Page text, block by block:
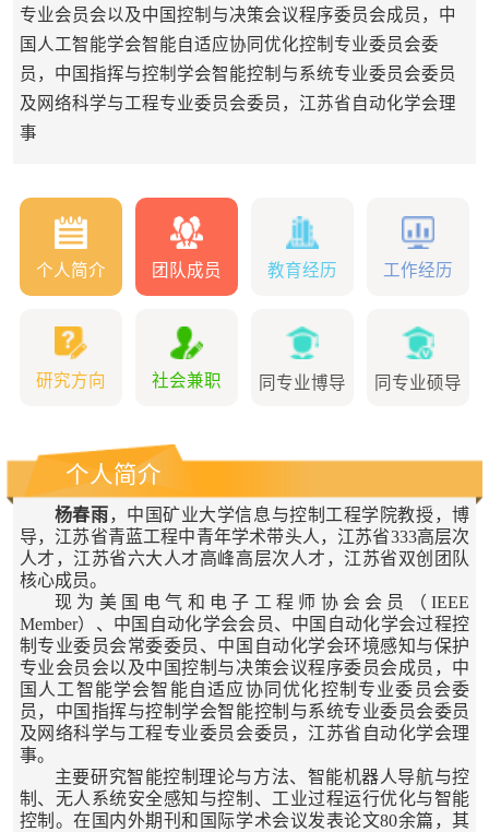
专业会员会以及中国控制与决策会议程序委员会成员，中
国人工智能学会智能自适应协同优化控制专业委员会委
员，中国指挥与控制学会智能控制与系统专业委员会委员
及网络科学与工程专业委员会委员，江苏省自动化学会理
事
个人简介 团队成员 教育经历 工作经历
研究方向 社会兼职 同专业博导 同专业硕导
个人简介
杨春雨 ，中国矿业大学信息与控制工程学院教授，博
导，江苏省青蓝工程中青年学术带头人，江苏省333高层次
人才，江苏省六大人才高峰高层次人才，江苏省双创团队
核心成员。
现为美国电气和电子工程师协会会员（IEEE
Member）、中国自动化学会会员、中国自动化学会过程控
制专业委员会常委委员、中国自动化学会环境感知与保护
专业会员会以及中国控制与决策会议程序委员会成员，中
国人工智能学会智能自适应协同优化控制专业委员会委
员，中国指挥与控制学会智能控制与系统专业委员会委员
及网络科学与工程专业委员会委员，江苏省自动化学会理
事。
主要研究智能控制理论与方法、智能机器人导航与控
制、无人系统安全感知与控制、工业过程运行优化与智能
控制。在国内外期刊和国际学术会议发表论文80余篇，其